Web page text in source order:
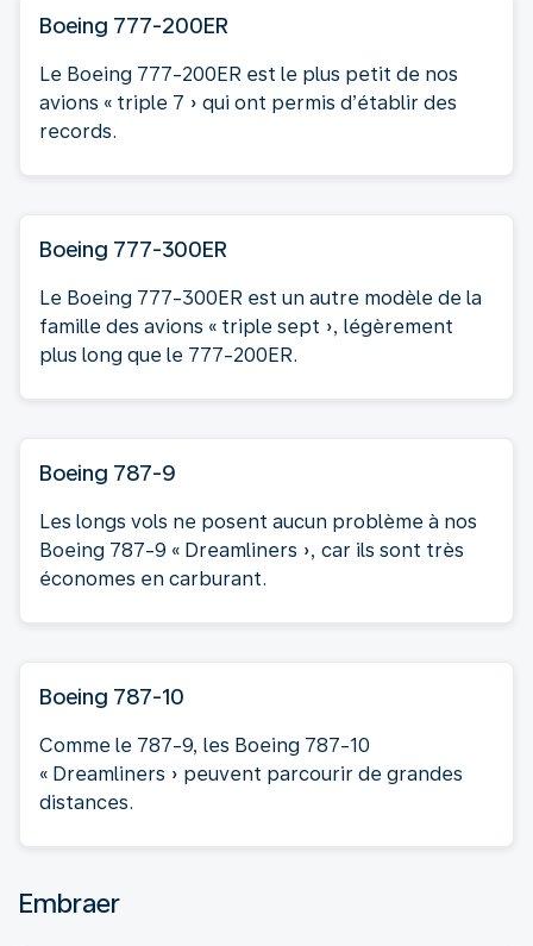
Boeing 777-200ER
Le Boeing 777-200ER est le plus petit de nos
avions « triple 7 » qui ont permis d’établir des
records.
Boeing 777-300ER
Le Boeing 777-300ER est un autre modèle de la
famille des avions « triple sept », légèrement
plus long que le 777-200ER.
Boeing 787-9
Les longs vols ne posent aucun problème à nos
Boeing 787-9 « Dreamliners », car ils sont très
économes en carburant.
Boeing 787-10
Comme le 787-9, les Boeing 787-10
« Dreamliners » peuvent parcourir de grandes
distances.
Embraer